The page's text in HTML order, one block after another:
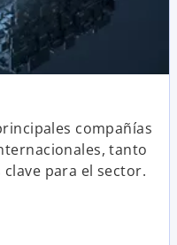
compañías
tanto
para el sector.